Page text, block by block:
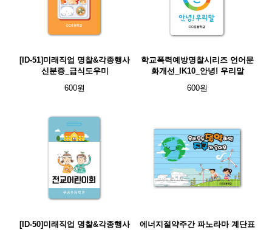
[ID-51]미래직업 명찰&각종행사
신분증_급식도우미
600원
학교폭력예방명찰시리즈 언어문
화개선_IK10_안녕! 우리말
600원
[ID-50]미래직업 명찰&각종행사
에너지절약주간 파노라마 계단표